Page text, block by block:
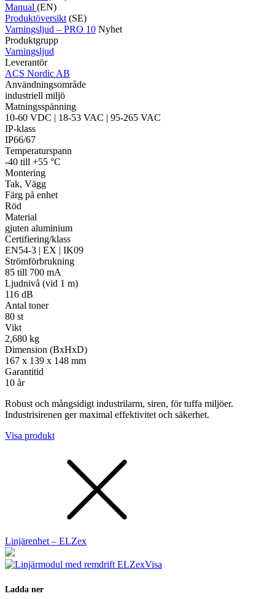
Manual (EN)
Produktöversikt (SE)
Varningsljud – PRO 10 Nyhet
Produktgrupp
Varningsljud
Leverantör
ACS Nordic AB
Användningsområde
industriell miljö
Matningsspänning
10-60 VDC | 18-53 VAC | 95-265 VAC
IP-klass
IP66/67
Temperaturspann
-40 till +55 °C
Montering
Tak, Vägg
Färg på enhet
Röd
Material
gjuten aluminium
Certifiering/klass
EN54-3 | EX | IK09
Strömförbrukning
85 till 700 mA
Ljudnivå (vid 1 m)
116 dB
Antal toner
80 st
Vikt
2,680 kg
Dimension (BxHxD)
167 x 139 x 148 mm
Garantitid
10 år
Robust och mångsidigt industrilarm, siren, för tuffa miljöer.
Industrisirenen ger maximal effektivitet och säkerhet.
Visa produkt
Linjärenhet – ELZex
Visa
Ladda ner